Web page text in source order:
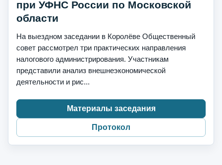
при УФНС России по Московской
области
На выездном заседании в Королёве Общественный
совет рассмотрел три практических направления
налогового администрирования. Участникам
представили анализ внешнеэкономической
деятельности и рис...
Материалы заседания
Протокол